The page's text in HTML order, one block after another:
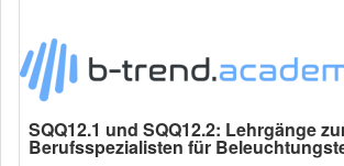
SQQ12.1 und SQQ12.2: Lehrgänge
Berufsspezialisten für